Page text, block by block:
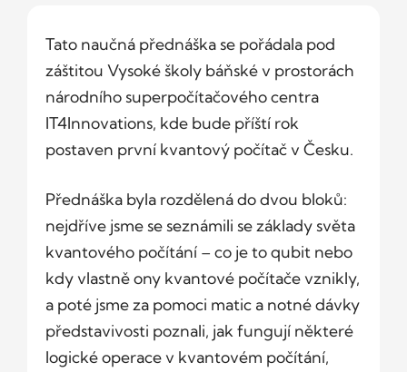
Tato naučná přednáška se pořádala pod
záštitou Vysoké školy báňské v prostorách
národního superpočítačového centra
IT4Innovations, kde bude příští rok
postaven první kvantový počítač v Česku.
Přednáška byla rozdělená do dvou bloků:
nejdříve jsme se seznámili se základy světa
kvantového počítání – co je to qubit nebo
kdy vlastně ony kvantové počítače vznikly,
a poté jsme za pomoci matic a notné dávky
představivosti poznali, jak fungují některé
logické operace v kvantovém počítání,